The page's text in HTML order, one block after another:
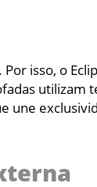
isso, o
utilizam
une